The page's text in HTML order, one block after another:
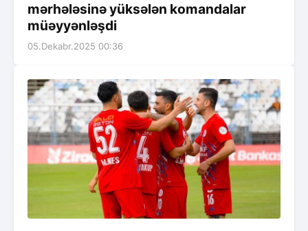
mərhələsinə yüksələn komandalar
müəyyənləşdi
05.Dekabr.2025 00:36